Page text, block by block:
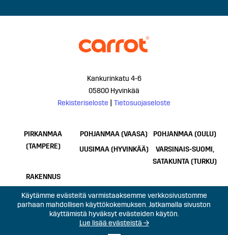
Kankurinkatu 4-6
05800 Hyvinkää
Rekisteriseloste
Tietosuojaseloste
PIRKANMAA
(TAMPERE)
POHJANMAA (VAASA)
POHJANMAA (OULU)
UUSIMAA (HYVINKÄÄ)
VARSINAIS-SUOMI,
SATAKUNTA (TURKU)
RAKENNUS
Käytämme evästeitä varmistaaksemme verkkosivustomme
parhaan mahdollisen käyttökokemuksen. Jatkamalla sivuston
käyttämistä hyväksyt evästeiden käytön.
Lue lisää evästeistä →